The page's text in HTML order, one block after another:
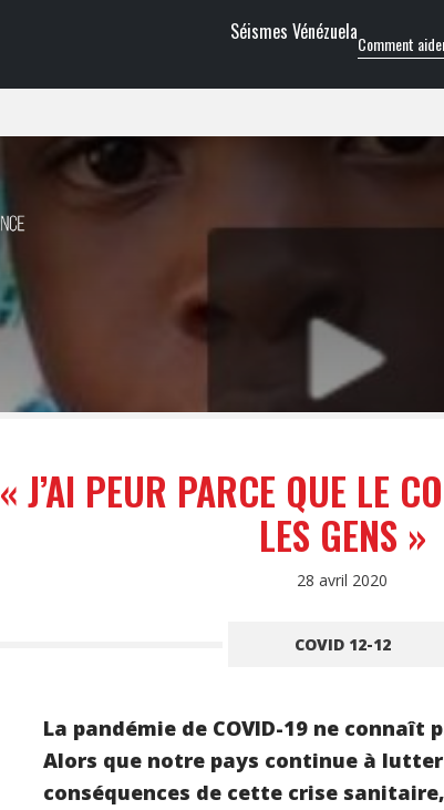
Séismes VénézuelaComment
« J’AI PEUR PARCE QUE LE
LES GENS »
28 avril 2020
COVID 12-12
La pandémie de COVID-19 ne connaît
Alors que notre pays continue à
conséquences de cette crise